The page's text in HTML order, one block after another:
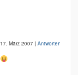
17. März 2007 | Antworten